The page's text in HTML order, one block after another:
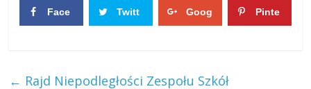
Face Twitt Goog Pinte
← Rajd Niepodległości Zespołu Szkół